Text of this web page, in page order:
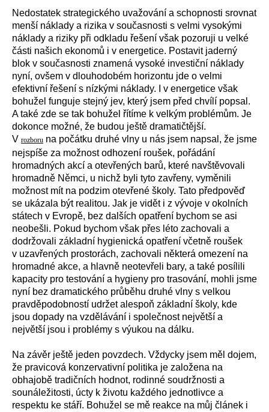
Nedostatek strategického uvažování a schopnosti srovnat
menší náklady a rizika v současnosti s velmi vysokými
náklady a riziky při odkladu řešení však pozoruji u velké
části našich ekonomů i v energetice. Postavit jaderný
blok v současnosti znamená vysoké investiční náklady
nyní, ovšem v dlouhodobém horizontu jde o velmi
efektivní řešení s nízkými náklady. I v energetice však
bohužel funguje stejný jev, který jsem před chvílí popsal.
A také zde se tak bohužel řítíme k velkým problémům. Je
dokonce možné, že budou ještě dramatičtější.
V rozboru na počátku druhé vlny u nás jsem napsal, že jsme
nejspíše za možnost odhození roušek, pořádání
hromadných akcí a otevřených barů, které navštěvovali
hromadně Němci, u nichž byli tyto zavřeny, vyměnili
možnost mít na podzim otevřené školy. Tato předpověď
se ukázala být realitou. Jak je vidět i z vývoje v okolních
státech v Evropě, bez dalších opatření bychom se asi
neobešli. Pokud bychom však přes léto zachovali a
dodržovali základní hygienická opatření včetně roušek
v uzavřených prostorách, zachovali některá omezení na
hromadné akce, a hlavně neotevřeli bary, a také posílili
kapacity pro testování a hygieny pro trasování, mohli jsme
nyní bez dramatického průběhu druhé vlny s velkou
pravděpodobností udržet alespoň základní školy, kde
jsou dopady na vzdělávání i společnost největší a
největší jsou i problémy s výukou na dálku.
Na závěr ještě jeden povzdech. Vždycky jsem měl dojem,
že pravicová konzervativní politika je založena na
obhajobě tradičních hodnot, rodinné soudržnosti a
sounáležitosti, úcty k životu každého jednotlivce a
respektu ke stáří. Bohužel se mě reakce na můj článek i